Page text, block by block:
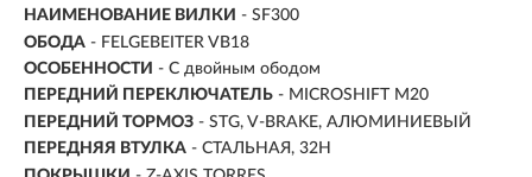
НАИМЕНОВАНИЕ ВИЛКИ - SF300
ОБОДА - FELGEBEITER VB18
ОСОБЕННОСТИ - С двойным ободом
ПЕРЕДНИЙ ПЕРЕКЛЮЧАТЕЛЬ - MICROSHIFT M20
ПЕРЕДНИЙ ТОРМОЗ - STG, V-BRAKE, АЛЮМИНИЕВЫЙ
ПЕРЕДНЯЯ ВТУЛКА - СТАЛЬНАЯ, 32H